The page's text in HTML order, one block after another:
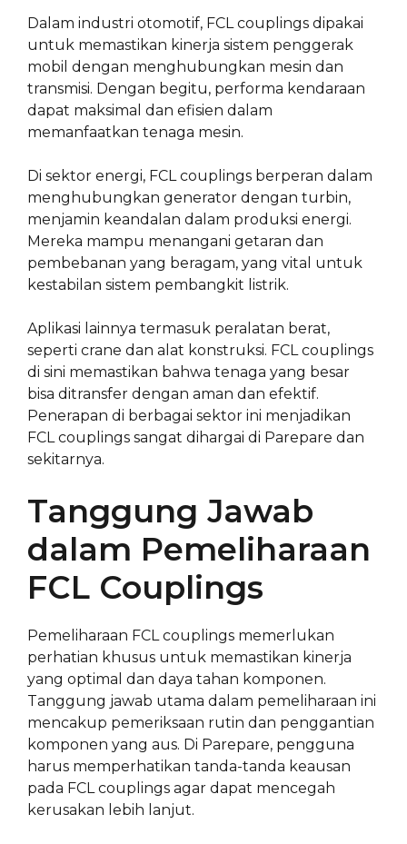
Dalam industri otomotif, FCL couplings dipakai
untuk memastikan kinerja sistem penggerak
mobil dengan menghubungkan mesin dan
transmisi. Dengan begitu, performa kendaraan
dapat maksimal dan efisien dalam
memanfaatkan tenaga mesin.
Di sektor energi, FCL couplings berperan dalam
menghubungkan generator dengan turbin,
menjamin keandalan dalam produksi energi.
Mereka mampu menangani getaran dan
pembebanan yang beragam, yang vital untuk
kestabilan sistem pembangkit listrik.
Aplikasi lainnya termasuk peralatan berat,
seperti crane dan alat konstruksi. FCL couplings
di sini memastikan bahwa tenaga yang besar
bisa ditransfer dengan aman dan efektif.
Penerapan di berbagai sektor ini menjadikan
FCL couplings sangat dihargai di Parepare dan
sekitarnya.
Tanggung Jawab
dalam Pemeliharaan
FCL Couplings
Pemeliharaan FCL couplings memerlukan
perhatian khusus untuk memastikan kinerja
yang optimal dan daya tahan komponen.
Tanggung jawab utama dalam pemeliharaan ini
mencakup pemeriksaan rutin dan penggantian
komponen yang aus. Di Parepare, pengguna
harus memperhatikan tanda-tanda keausan
pada FCL couplings agar dapat mencegah
kerusakan lebih lanjut.